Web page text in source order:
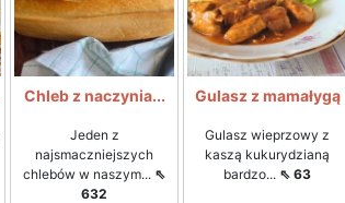
Chleb z naczynia...
Jeden z
najsmaczniejszych
chlebów w naszym... ⇖
632
Gulasz z mamałygą
Gulasz wieprzowy z
kaszą kukurydzianą
bardzo... ⇖ 63